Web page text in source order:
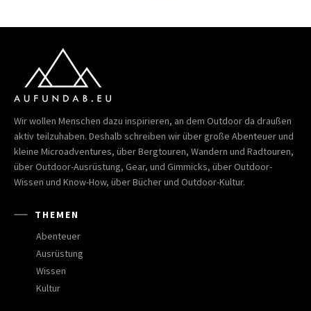
Wir wollen Menschen dazu inspirieren, an dem Outdoor da draußen
aktiv teilzuhaben. Deshalb schreiben wir über große Abenteuer und
kleine Microadventures, über Bergtouren, Wandern und Radtouren,
über Outdoor-Ausrüstung, Gear, und Gimmicks, über Outdoor-
Wissen und Know-How, über Bücher und Outdoor-Kultur.
THEMEN
Abenteuer
Ausrüstung
Wissen
Kultur